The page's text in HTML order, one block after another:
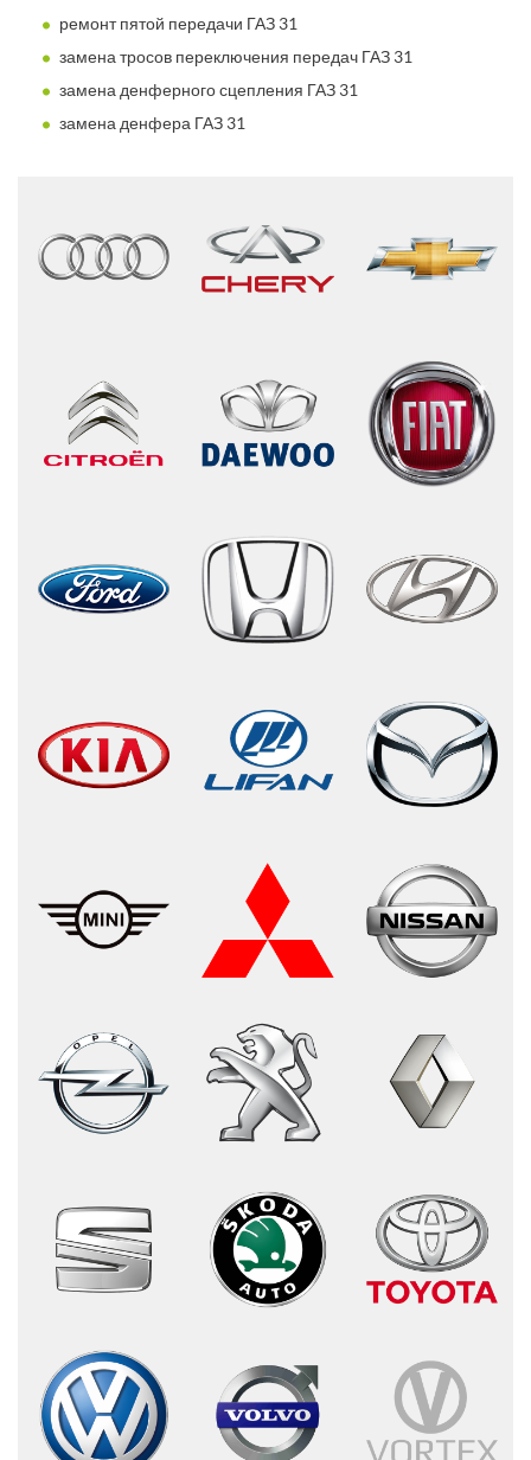
ремонт пятой передачи ГАЗ 31
замена тросов переключения передач ГАЗ 31
замена денферного сцепления ГАЗ 31
замена денфера ГАЗ 31